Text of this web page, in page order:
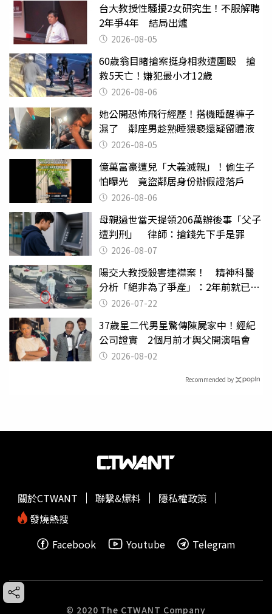
台大教授性騷擾2女研究生！不服解聘
2年爭4年 結局出爐
2026-08-05
60歲翁目睹搶案挺身相救遭圍毆 搶
救5天亡！嫌犯最小才12歲
2026-08-06
她公開恐怖飛行經歷！搭機睡醒褲子
濕了 鄰座男趁熟睡猥褻還疑留體液
2026-08-05
億萬富豪遭兒「大義滅親」！偷生子
怕曝光 竟盜鄰居身份辦假證落戶
2026-08-06
母親過世當天提領206萬辦後事「父子
遭判刑」 律師：搶錢先下手是罪
2026-08-07
陽交大教授殺害連襟案！ 精神科醫
分析「絕非為了爭產」：2年前就已言
行詭異
2026-07-22
37歲星二代男星驚傳陳屍家中！經紀
公司證實 2個月前才與父開演唱會
2026-08-02
Recommended by
關於CTWANT 聯繫&爆料
隱私權政策
發燒熱搜
Facebook
Youtube Telegram
© 2020 The CTWANT Company